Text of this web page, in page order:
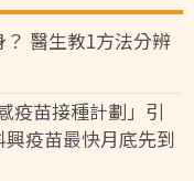
醫生教1方法分辨
疫苗接種計劃」引
疫苗最快月底先到